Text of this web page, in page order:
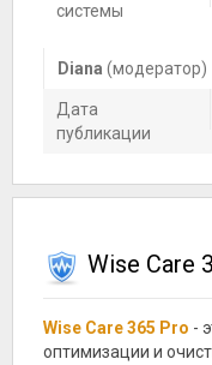
системы
Diana (модератор)
Дата
публикации
Wise Care
Wise Care 365 Pro -
оптимизации и